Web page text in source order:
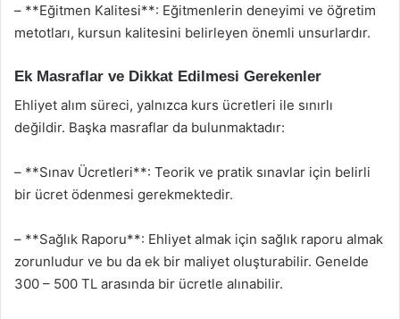
– **Eğitmen Kalitesi**: Eğitmenlerin deneyimi ve öğretim
metotları, kursun kalitesini belirleyen önemli unsurlardır.
Ek Masraflar ve Dikkat Edilmesi Gerekenler
Ehliyet alım süreci, yalnızca kurs ücretleri ile sınırlı
değildir. Başka masraflar da bulunmaktadır:
– **Sınav Ücretleri**: Teorik ve pratik sınavlar için belirli
bir ücret ödenmesi gerekmektedir.
– **Sağlık Raporu**: Ehliyet almak için sağlık raporu almak
zorunludur ve bu da ek bir maliyet oluşturabilir. Genelde
300 – 500 TL arasında bir ücretle alınabilir.